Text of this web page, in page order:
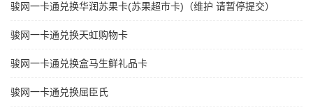
骏网一卡通兑换华润苏果卡(苏果超市卡)（维护 请暂停提交）
骏网一卡通兑换天虹购物卡
骏网一卡通兑换盒马生鲜礼品卡
骏网一卡通兑换屈臣氏